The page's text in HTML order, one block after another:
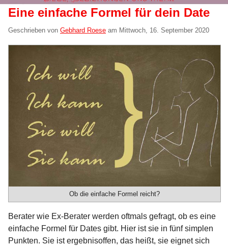
Eine einfache Formel für dein Date
Geschrieben von Gebhard Roese am Mittwoch, 16. September 2020
Ob die einfache Formel reicht?
Berater wie Ex-Berater werden oftmals gefragt, ob es eine
einfache Formel für Dates gibt. Hier ist sie in fünf simplen
Punkten. Sie ist ergebnisoffen, das heißt, sie eignet sich